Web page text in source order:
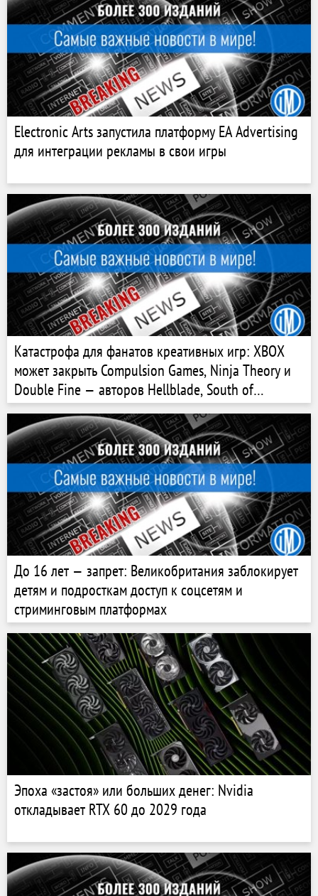
Electronic Arts запустила платформу EA Advertising
для интеграции рекламы в свои игры
Катастрофа для фанатов креативных игр: XBOX
может закрыть Compulsion Games, Ninja Theory и
Double Fine — авторов Hellblade, South of
Midnight и Psychonauts
До 16 лет — запрет: Великобритания заблокирует
детям и подросткам доступ к соцсетям и
стриминговым платформах
Эпоха «застоя» или больших денег: Nvidia
откладывает RTX 60 до 2029 года